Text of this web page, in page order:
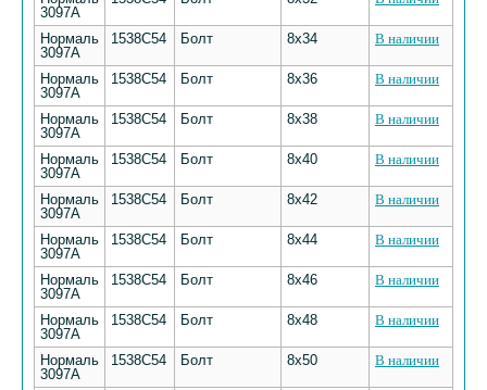
3097А
Нормаль
3097А
1538С54 Болт 8х34 В наличии
Нормаль
3097А
1538С54 Болт 8х36 В наличии
Нормаль
3097А
1538С54 Болт 8х38 В наличии
Нормаль
3097А
1538С54 Болт 8х40 В наличии
Нормаль
3097А
1538С54 Болт 8х42 В наличии
Нормаль
3097А
1538С54 Болт 8х44 В наличии
Нормаль
3097А
1538С54 Болт 8х46 В наличии
Нормаль
3097А
1538С54 Болт 8х48 В наличии
Нормаль
3097А
1538С54 Болт 8х50 В наличии